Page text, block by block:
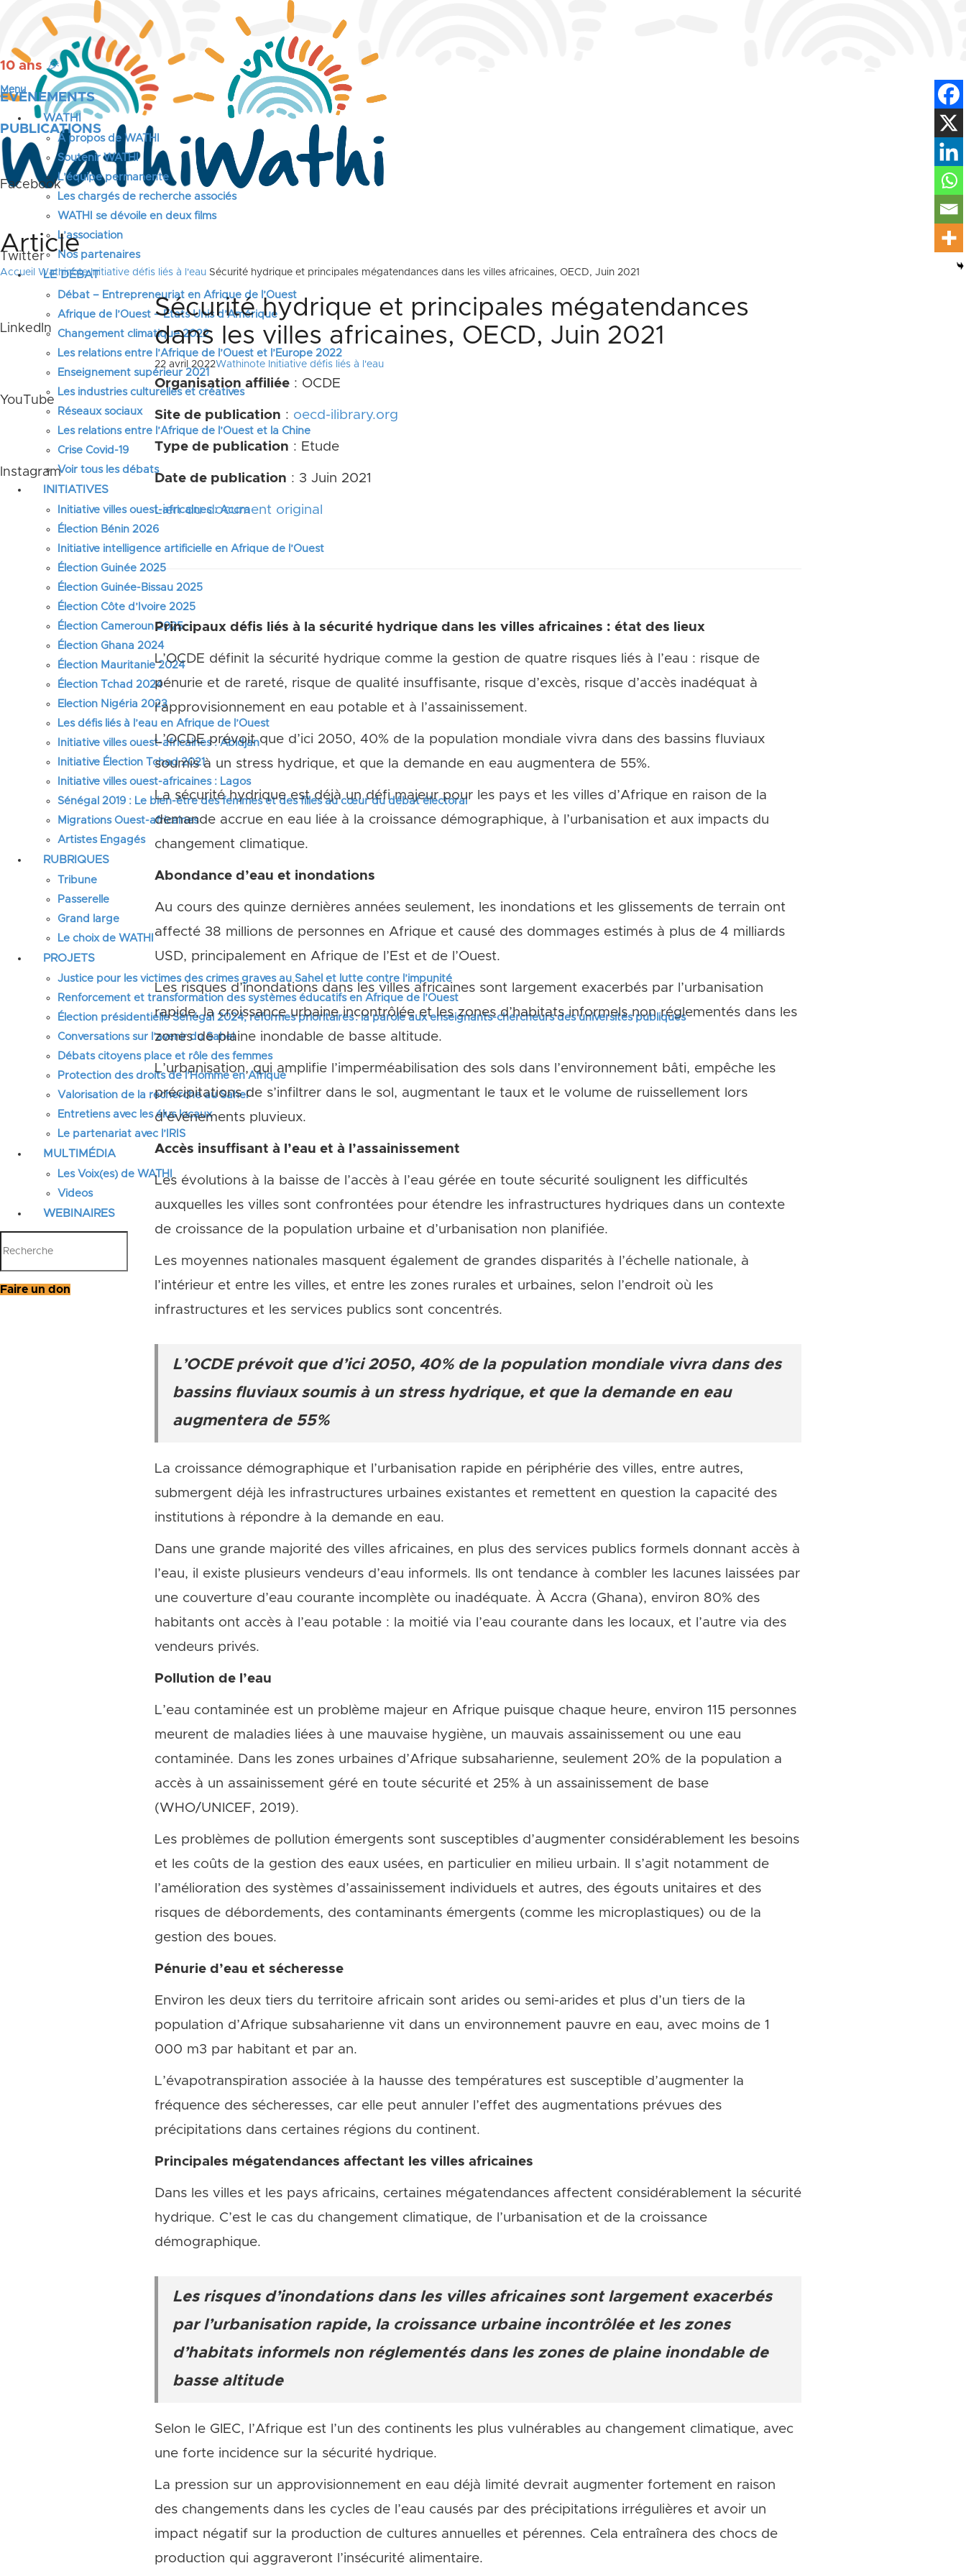
10 ans 🎉
ÉVÉNEMENTS
PUBLICATIONS
Facebook
Twitter
LinkedIn
YouTube
Instagram
Menu
WATHI
A propos de WATHI
Soutenir WATHI
L’équipe permanente
Les chargés de recherche associés
WATHI se dévoile en deux films
L’association
Nos partenaires
LE DÉBAT
Débat – Entrepreneuriat en Afrique de l’Ouest
Afrique de l’Ouest – États Unis d’Amérique
Changement climatique 2022
Les relations entre l’Afrique de l’Ouest et l’Europe 2022
Enseignement supérieur 2021
Les industries culturelles et créatives
Réseaux sociaux
Les relations entre l’Afrique de l’Ouest et la Chine
Crise Covid-19
Voir tous les débats
INITIATIVES
Initiative villes ouest-africaines : Accra
Élection Bénin 2026
Initiative intelligence artificielle en Afrique de l’Ouest
Élection Guinée 2025
Élection Guinée-Bissau 2025
Élection Côte d’Ivoire 2025
Élection Cameroun 2025
Élection Ghana 2024
Élection Mauritanie 2024
Élection Tchad 2024
Election Nigéria 2023
Les défis liés à l’eau en Afrique de l’Ouest
Initiative villes ouest-africaines : Abidjan
Initiative Élection Tchad 2021
Initiative villes ouest-africaines : Lagos
Sénégal 2019 : Le bien-être des femmes et des filles au cœur du débat électoral
Migrations Ouest-africaines
Artistes Engagés
RUBRIQUES
Tribune
Passerelle
Grand large
Le choix de WATHI
PROJETS
Justice pour les victimes des crimes graves au Sahel et lutte contre l’impunité
Renforcement et transformation des systèmes éducatifs en Afrique de l’Ouest
Élection présidentielle Sénégal 2024, réformes prioritaires : la parole aux enseignants-chercheurs des universités publiques
Conversations sur l’avenir du Sahel
Débats citoyens place et rôle des femmes
Protection des droits de l’Homme en Afrique
Valorisation de la recherche au Sahel
Entretiens avec les élus locaux
Le partenariat avec l’IRIS
MULTIMÉDIA
Les Voix(es) de WATHI
Videos
WEBINAIRES
Faire un don
Article
Accueil Wathinote Initiative défis liés à l'eau Sécurité hydrique et principales mégatendances dans les villes africaines, OECD, Juin 2021
Sécurité hydrique et principales mégatendances
dans les villes africaines, OECD, Juin 2021
22 avril 2022Wathinote Initiative défis liés à l'eau
Organisation affiliée: OCDE
Site de publication : oecd-ilibrary.org
Type de publication : Etude
Date de publication : 3 Juin 2021
Lien du document original
Principaux défis liés à la sécurité hydrique dans les villes africaines : état des lieux
L’OCDE définit la sécurité hydrique comme la gestion de quatre risques liés à l’eau : risque de
pénurie et de rareté, risque de qualité insuffisante, risque d’excès, risque d’accès inadéquat à
l’approvisionnement en eau potable et à l’assainissement.
L’OCDE prévoit que d’ici 2050, 40% de la population mondiale vivra dans des bassins fluviaux
soumis à un stress hydrique, et que la demande en eau augmentera de 55%.
La sécurité hydrique est déjà un défi majeur pour les pays et les villes d’Afrique en raison de la
demande accrue en eau liée à la croissance démographique, à l’urbanisation et aux impacts du
changement climatique.
Abondance d’eau et inondations
Au cours des quinze dernières années seulement, les inondations et les glissements de terrain ont
affecté 38 millions de personnes en Afrique et causé des dommages estimés à plus de 4 milliards
USD, principalement en Afrique de l’Est et de l’Ouest.
Les risques d’inondations dans les villes africaines sont largement exacerbés par l’urbanisation
rapide, la croissance urbaine incontrôlée et les zones d’habitats informels non réglementés dans les
zones de plaine inondable de basse altitude.
L’urbanisation, qui amplifie l’imperméabilisation des sols dans l’environnement bâti, empêche les
précipitations de s’infiltrer dans le sol, augmentant le taux et le volume de ruissellement lors
d’événements pluvieux.
Accès insuffisant à l’eau et à l’assainissement
Les évolutions à la baisse de l’accès à l’eau gérée en toute sécurité soulignent les difficultés
auxquelles les villes sont confrontées pour étendre les infrastructures hydriques dans un contexte
de croissance de la population urbaine et d’urbanisation non planifiée.
Les moyennes nationales masquent également de grandes disparités à l’échelle nationale, à
l’intérieur et entre les villes, et entre les zones rurales et urbaines, selon l’endroit où les
infrastructures et les services publics sont concentrés.
L’OCDE prévoit que d’ici 2050, 40% de la population mondiale vivra dans des
bassins fluviaux soumis à un stress hydrique, et que la demande en eau
augmentera de 55%
La croissance démographique et l’urbanisation rapide en périphérie des villes, entre autres,
submergent déjà les infrastructures urbaines existantes et remettent en question la capacité des
institutions à répondre à la demande en eau.
Dans une grande majorité des villes africaines, en plus des services publics formels donnant accès à
l’eau, il existe plusieurs vendeurs d’eau informels. Ils ont tendance à combler les lacunes laissées par
une couverture d’eau courante incomplète ou inadéquate. À Accra (Ghana), environ 80% des
habitants ont accès à l’eau potable : la moitié via l’eau courante dans les locaux, et l’autre via des
vendeurs privés.
Pollution de l’eau
L’eau contaminée est un problème majeur en Afrique puisque chaque heure, environ 115 personnes
meurent de maladies liées à une mauvaise hygiène, un mauvais assainissement ou une eau
contaminée. Dans les zones urbaines d’Afrique subsaharienne, seulement 20% de la population a
accès à un assainissement géré en toute sécurité et 25% à un assainissement de base
(WHO/UNICEF, 2019).
Les problèmes de pollution émergents sont susceptibles d’augmenter considérablement les besoins
et les coûts de la gestion des eaux usées, en particulier en milieu urbain. Il s’agit notamment de
l’amélioration des systèmes d’assainissement individuels et autres, des égouts unitaires et des
risques de débordements, des contaminants émergents (comme les microplastiques) ou de la
gestion des boues.
Pénurie d’eau et sécheresse
Environ les deux tiers du territoire africain sont arides ou semi-arides et plus d’un tiers de la
population d’Afrique subsaharienne vit dans un environnement pauvre en eau, avec moins de 1
000 m3 par habitant et par an.
L’évapotranspiration associée à la hausse des températures est susceptible d’augmenter la
fréquence des sécheresses, car elle peut annuler l’effet des augmentations prévues des
précipitations dans certaines régions du continent.
Principales mégatendances affectant les villes africaines
Dans les villes et les pays africains, certaines mégatendances affectent considérablement la sécurité
hydrique. C’est le cas du changement climatique, de l’urbanisation et de la croissance
démographique.
Les risques d’inondations dans les villes africaines sont largement exacerbés
par l’urbanisation rapide, la croissance urbaine incontrôlée et les zones
d’habitats informels non réglementés dans les zones de plaine inondable de
basse altitude
Selon le GIEC, l’Afrique est l’un des continents les plus vulnérables au changement climatique, avec
une forte incidence sur la sécurité hydrique.
La pression sur un approvisionnement en eau déjà limité devrait augmenter fortement en raison
des changements dans les cycles de l’eau causés par des précipitations irrégulières et avoir un
impact négatif sur la production de cultures annuelles et pérennes. Cela entraînera des chocs de
production qui aggraveront l’insécurité alimentaire.